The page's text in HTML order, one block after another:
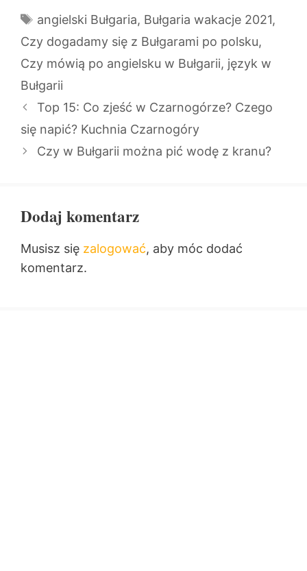
Tagi
angielski Bułgaria, Bułgaria wakacje 2021,
Czy dogadamy się z Bułgarami po polsku,
Czy mówią po angielsku w Bułgarii, język w
Bułgarii
Top 15: Co zjeść w Czarnogórze? Czego
się napić? Kuchnia Czarnogóry
Czy w Bułgarii można pić wodę z kranu?
Dodaj komentarz
Musisz się zalogować, aby móc dodać
komentarz.